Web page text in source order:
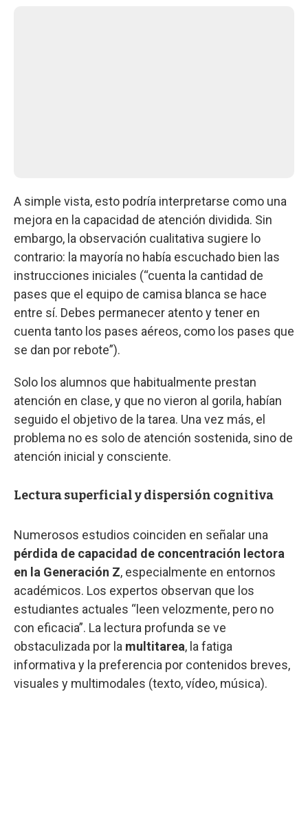
A simple vista, esto podría interpretarse como una
mejora en la capacidad de atención dividida. Sin
embargo, la observación cualitativa sugiere lo
contrario: la mayoría no había escuchado bien las
instrucciones iniciales (“cuenta la cantidad de
pases que el equipo de camisa blanca se hace
entre sí. Debes permanecer atento y tener en
cuenta tanto los pases aéreos, como los pases que
se dan por rebote”).
Solo los alumnos que habitualmente prestan
atención en clase, y que no vieron al gorila, habían
seguido el objetivo de la tarea. Una vez más, el
problema no es solo de atención sostenida, sino de
atención inicial y consciente.
Lectura superficial y dispersión cognitiva
Numerosos estudios coinciden en señalar una
pérdida de capacidad de concentración lectora
en la Generación Z, especialmente en entornos
académicos. Los expertos observan que los
estudiantes actuales “leen velozmente, pero no
con eficacia”. La lectura profunda se ve
obstaculizada por la multitarea, la fatiga
informativa y la preferencia por contenidos breves,
visuales y multimodales (texto, vídeo, música).